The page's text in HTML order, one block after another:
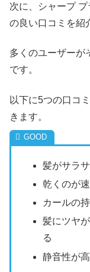
次に、シャープ
の良い口コミを紹
多くのユーザーが
です。
以下に5つの口コ
きます。
髪がサラ
乾くのが
カールの
髪にツヤ
る
静音性が